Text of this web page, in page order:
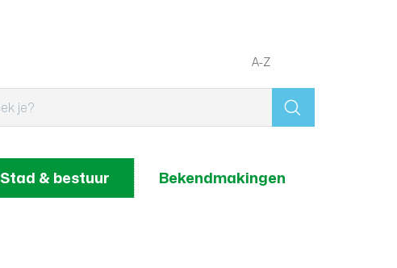
Wat
A-Z
Stad & bestuur Bekendmakingen